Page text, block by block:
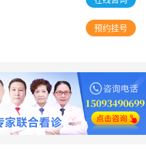
预约挂号